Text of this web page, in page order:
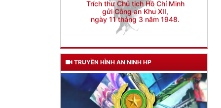
TRUYỀN HÌNH AN NINH HP